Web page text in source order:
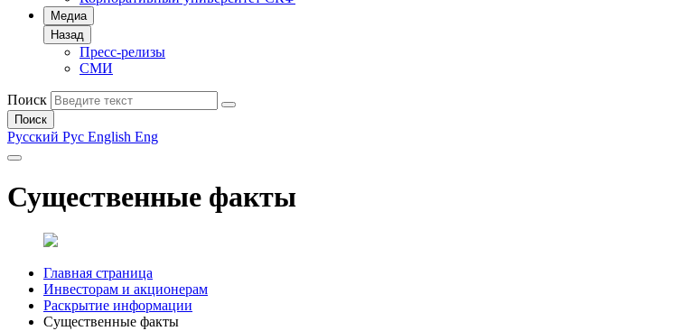
Медиа
Назад
Пресс-релизы
СМИ
Поиск
Поиск
Русский Рус English Eng
Существенные факты
Главная страница
Инвесторам и акционерам
Раскрытие информации
Существенные факты